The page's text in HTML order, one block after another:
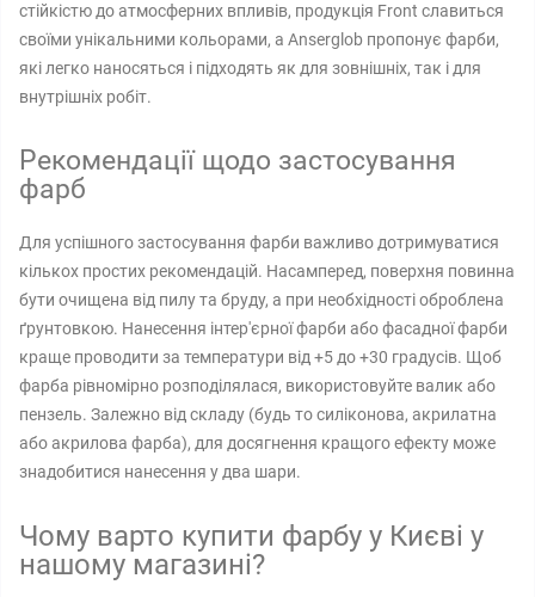
стійкістю до атмосферних впливів, продукція Front славиться
своїми унікальними кольорами, а Anserglob пропонує фарби,
які легко наносяться і підходять як для зовнішніх, так і для
внутрішніх робіт.
Рекомендації щодо застосування
фарб
Для успішного застосування фарби важливо дотримуватися
кількох простих рекомендацій. Насамперед, поверхня повинна
бути очищена від пилу та бруду, а при необхідності оброблена
ґрунтовкою. Нанесення інтер'єрної фарби або фасадної фарби
краще проводити за температури від +5 до +30 градусів. Щоб
фарба рівномірно розподілялася, використовуйте валик або
пензель. Залежно від складу (будь то силіконова, акрилатна
або акрилова фарба), для досягнення кращого ефекту може
знадобитися нанесення у два шари.
Чому варто купити фарбу у Києві у
нашому магазині?